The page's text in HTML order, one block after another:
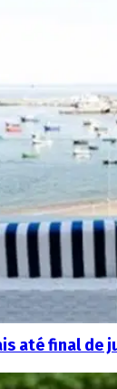
até final de